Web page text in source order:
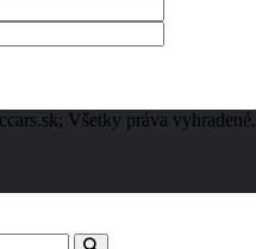
Všetky práva vyhradené.